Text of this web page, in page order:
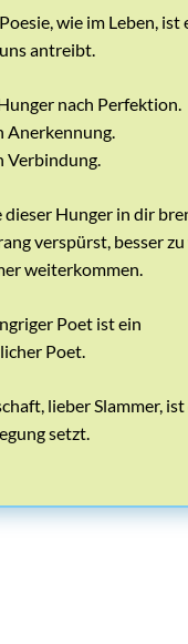
wie im Leben, ist
antreibt.
nach Perfektion.
Anerkennung.
Verbindung.
dieser Hunger in dir
verspürst, besser
weiterkommen.
Poet ist ein
Poet.
lieber Slammer, ist
setzt.